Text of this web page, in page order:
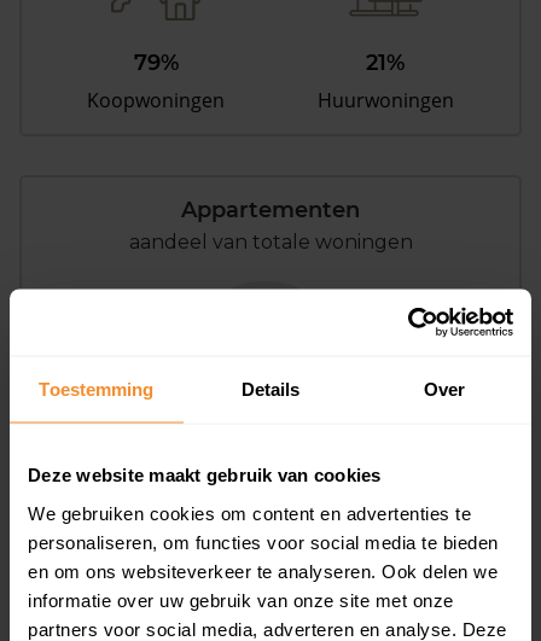
Toestemming Details Over
Deze website maakt gebruik van cookies
We gebruiken cookies om content en advertenties te
personaliseren, om functies voor social media te bieden
en om ons websiteverkeer te analyseren. Ook delen we
informatie over uw gebruik van onze site met onze
partners voor social media, adverteren en analyse. Deze
79%
Koopwoningen
21%
Huurwoningen
Appartementen
aandeel van totale woningen
Bouwjaar